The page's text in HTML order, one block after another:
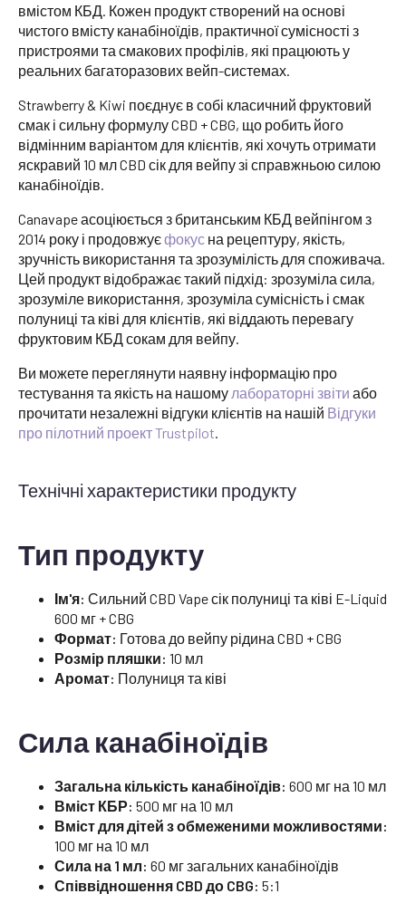
вмістом КБД. Кожен продукт створений на основі
чистого вмісту канабіноїдів, практичної сумісності з
пристроями та смакових профілів, які працюють у
реальних багаторазових вейп-системах.
Strawberry & Kiwi поєднує в собі класичний фруктовий
смак і сильну формулу CBD + CBG, що робить його
відмінним варіантом для клієнтів, які хочуть отримати
яскравий 10 мл CBD сік для вейпу зі справжньою силою
канабіноїдів.
Canavape асоціюється з британським КБД вейпінгом з
2014 року і продовжуєфокус на рецептуру, якість,
зручність використання та зрозумілість для споживача.
Цей продукт відображає такий підхід: зрозуміла сила,
зрозуміле використання, зрозуміла сумісність і смак
полуниці та ківі для клієнтів, які віддають перевагу
фруктовим КБД сокам для вейпу.
Ви можете переглянути наявну інформацію про
тестування та якість на нашому лабораторні звіти або
прочитати незалежні відгуки клієнтів на нашій Відгуки
про пілотний проект Trustpilot
Технічні характеристики продукту
Тип продукту
Ім'я: Сильний CBD Vape сік полуниці та ківі E-Liquid
600 мг + CBG
Формат: Готова до вейпу рідина CBD + CBG
Розмір пляшки: 10 мл
Аромат: Полуниця та ківі
Сила канабіноїдів
Загальна кількість канабіноїдів: 600 мг на 10 мл
Вміст КБР: 500 мг на 10 мл
Вміст для дітей з обмеженими можливостями:
100 мг на 10 мл
Сила на 1 мл: 60 мг загальних канабіноїдів
Співвідношення CBD до CBG: 5:1